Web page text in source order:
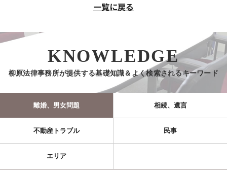
一覧に戻る
KNOWLEDGE
柳原法律事務所が提供する基礎知識＆よく検索されるキーワード
離婚、男女問題 相続、遺言
不動産トラブル 民事
エリア